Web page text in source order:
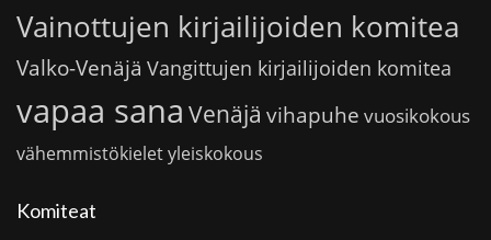
Vainottujen kirjailijoiden komitea
Valko-Venäjä Vangittujen kirjailijoiden komitea
vapaa sana Venäjä vihapuhe vuosikokous
vähemmistökieletyleiskokous
Komiteat